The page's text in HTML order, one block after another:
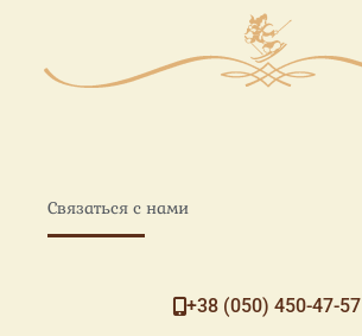
Связаться с нами
+38 (050) 450-47-57